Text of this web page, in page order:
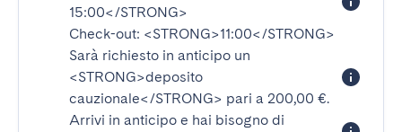
15:00</STRONG>
Check-out: <STRONG>11:00</STRONG>
Sarà richiesto in anticipo un
<STRONG>deposito
cauzionale</STRONG> pari a 200,00 €.
Arrivi in anticipo e hai bisogno di